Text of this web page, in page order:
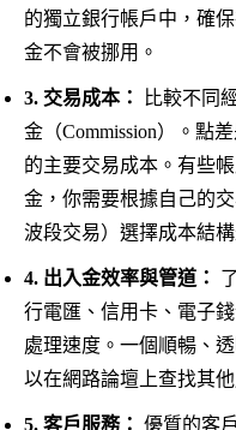
的獨立銀行帳戶中，確
金不會被挪用。
3. 交易成本：
比較不同
金（Commission）。點
的主要交易成本。有些
金，你需要根據自己的
波段交易）選擇成本結
4. 出入金效率與管道：
行電匯、信用卡、電子
處理速度。一個順暢、
以在網路論壇上查找其
5. 客戶服務： 優質的客